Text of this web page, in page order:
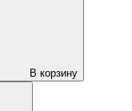
В корзину